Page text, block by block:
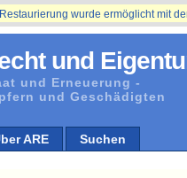
und
und Erneuerung -
und Geschädigten
ARE Suchen
wurde ermöglicht mit der